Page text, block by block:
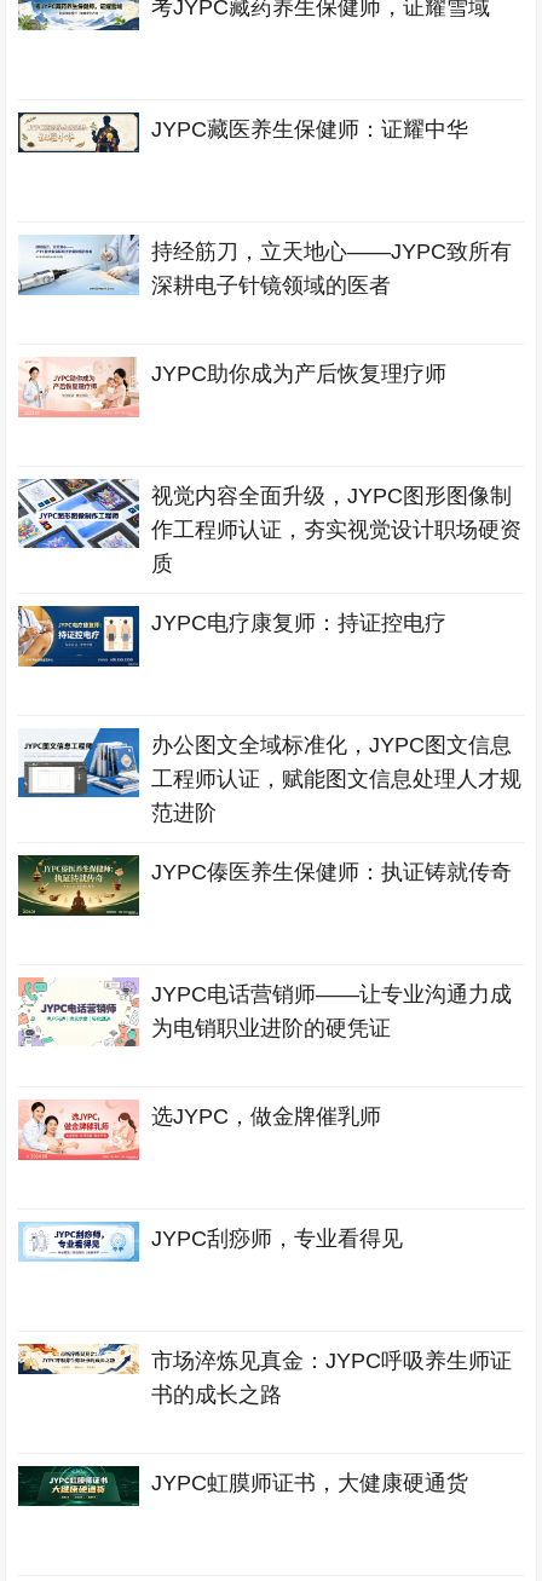
考JYPC藏药养生保健师，证耀雪域
JYPC藏医养生保健师：证耀中华
持经筋刀，立天地心——JYPC致所有
深耕电子针镜领域的医者
JYPC助你成为产后恢复理疗师
视觉内容全面升级，JYPC图形图像制
作工程师认证，夯实视觉设计职场硬资
质
JYPC电疗康复师：持证控电疗
办公图文全域标准化，JYPC图文信息
工程师认证，赋能图文信息处理人才规
范进阶
JYPC傣医养生保健师：执证铸就传奇
JYPC电话营销师——让专业沟通力成
为电销职业进阶的硬凭证
选JYPC，做金牌催乳师
JYPC刮痧师，专业看得见
市场淬炼见真金：JYPC呼吸养生师证
书的成长之路
JYPC虹膜师证书，大健康硬通货